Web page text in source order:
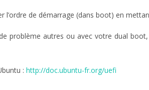
l’ordre de démarrage (dans boot) en
problème autres ou avec votre dual
: http://doc.ubuntu-fr.org/uefi